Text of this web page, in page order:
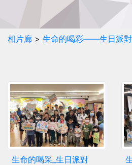
相片廊 > 生命的喝彩——生日派對
生命的喝采_生日派對